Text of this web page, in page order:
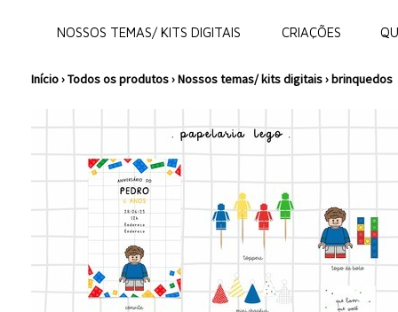
NOSSOS TEMAS/ KITS DIGITAIS CRIAÇÕES
Início›Todos os produtos›Nossos temas/ kits digitais›brinquedos